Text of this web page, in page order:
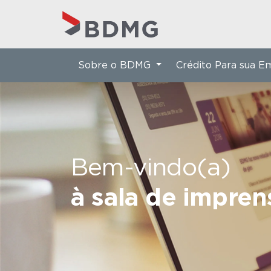
Bem-vindo(a)
à sala de
Sobre o BDMG Crédito Para sua